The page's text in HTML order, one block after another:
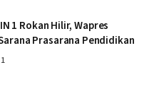
1 Rokan Hilir, Wapres
Prasarana Pendidikan
1